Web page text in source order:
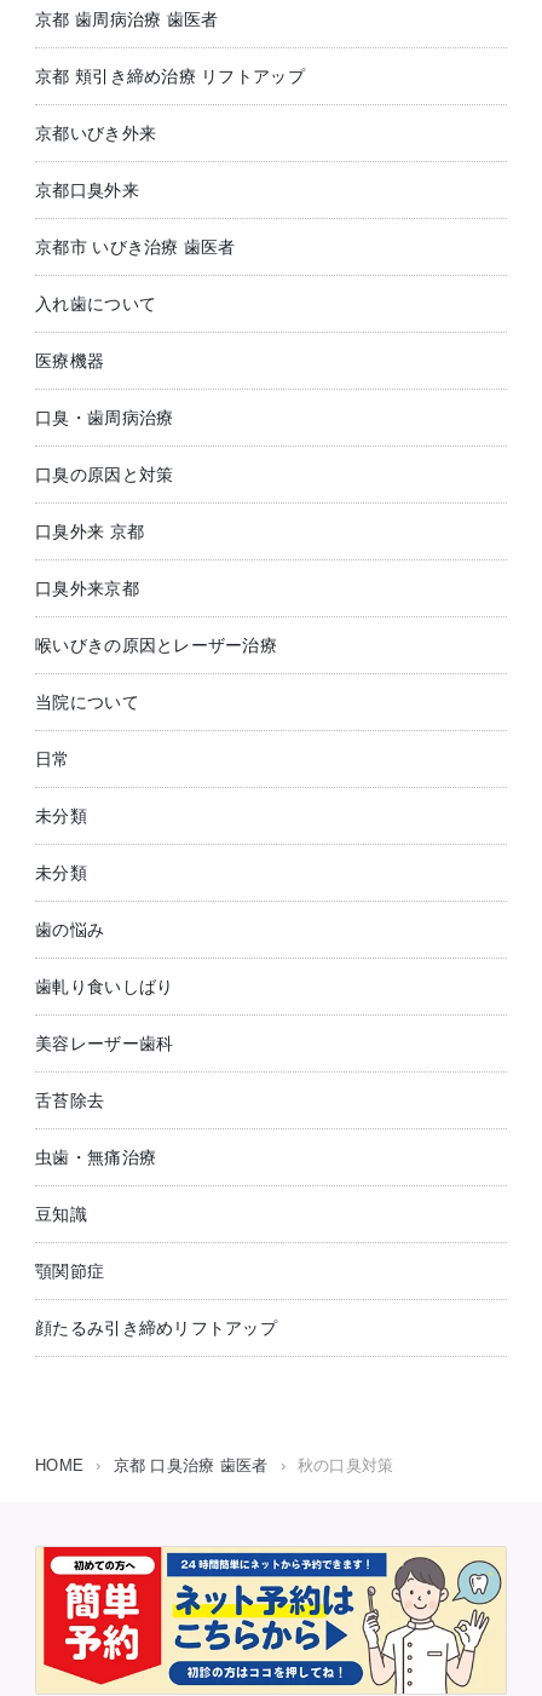
京都 歯周病治療 歯医者
京都 頬引き締め治療 リフトアップ
京都いびき外来
京都口臭外来
京都市 いびき治療 歯医者
入れ歯について
医療機器
口臭・歯周病治療
口臭の原因と対策
口臭外来 京都
口臭外来京都
喉いびきの原因とレーザー治療
当院について
日常
未分類
未分類
歯の悩み
歯軋り食いしばり
美容レーザー歯科
舌苔除去
虫歯・無痛治療
豆知識
顎関節症
顔たるみ引き締めリフトアップ
HOME › 京都 口臭治療 歯医者 › 秋の口臭対策